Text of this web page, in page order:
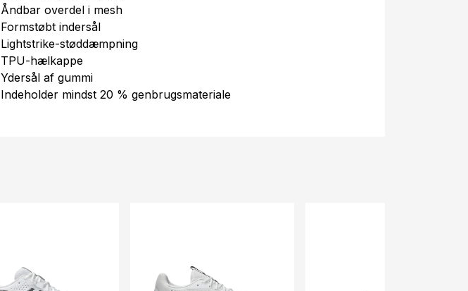
Åndbar overdel i mesh
Formstøbt indersål
Lightstrike-støddæmpning
TPU-hælkappe
Ydersål af gummi
Indeholder mindst 20 % genbrugsmateriale